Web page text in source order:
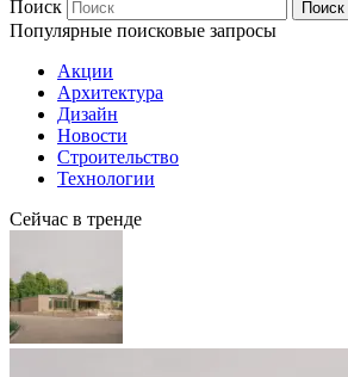
Поиск
Поиск
Популярные поисковые запросы
Акции
Архитектура
Дизайн
Новости
Строительство
Технологии
Сейчас в тренде